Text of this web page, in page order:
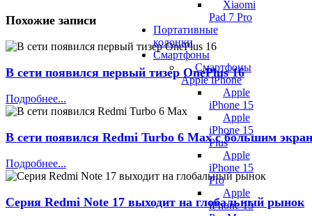
Xiaomi
Pad 7 Pro
Портативные
колонки
Смартфоны
Смартфоны
Apple iPhone
Apple
iPhone 15
Apple
iPhone 15
Plus
Apple
iPhone 15
Pro
Apple
iPhone 15
Похожие записи
В сети появился первый тизер OnePlus 16
Подробнее...
В сети появился Redmi Turbo 6 Max с большим
Подробнее...
Серия Redmi Note 17 выходит на глобальный рынок